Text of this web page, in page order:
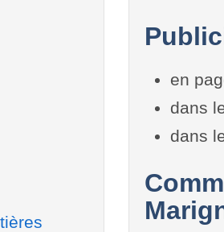
en
dans
dans